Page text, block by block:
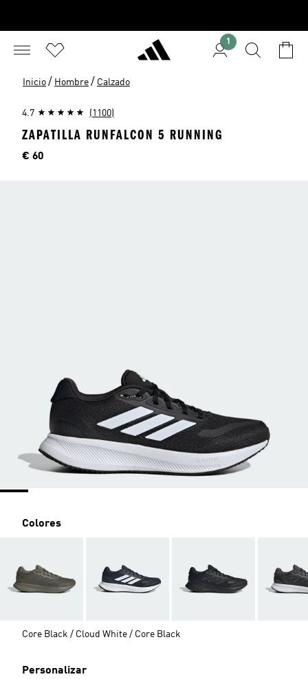
1
Inicio / Hombre / Calzado
4.7 (1100)
ZAPATILLA RUNFALCON 5 RUNNING
Precio
€ 60
Colores
Core Black / Cloud White / Core Black
Personalizar